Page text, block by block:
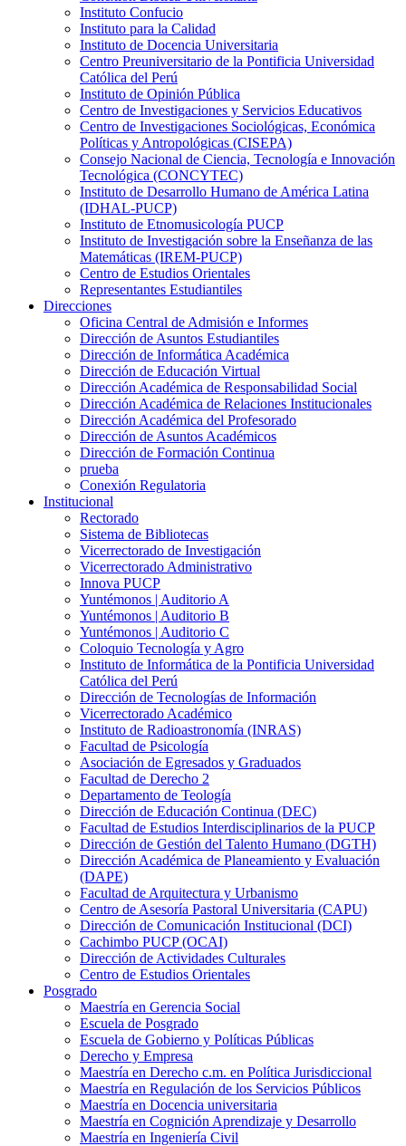
Instituto Confucio
Instituto para la Calidad
Instituto de Docencia Universitaria
Centro Preuniversitario de la Pontificia Universidad
Católica del Perú
Instituto de Opinión Pública
Centro de Investigaciones y Servicios Educativos
Centro de Investigaciones Sociológicas, Económica
Políticas y Antropológicas (CISEPA)
Consejo Nacional de Ciencia, Tecnología e Innovación
Tecnológica (CONCYTEC)
Instituto de Desarrollo Humano de América Latina
(IDHAL-PUCP)
Instituto de Etnomusicología PUCP
Instituto de Investigación sobre la Enseñanza de las
Matemáticas (IREM-PUCP)
Centro de Estudios Orientales
Representantes Estudiantiles
Direcciones
Oficina Central de Admisión e Informes
Dirección de Asuntos Estudiantiles
Dirección de Informática Académica
Dirección de Educación Virtual
Dirección Académica de Responsabilidad Social
Dirección Académica de Relaciones Institucionales
Dirección Académica del Profesorado
Dirección de Asuntos Académicos
Dirección de Formación Continua
prueba
Conexión Regulatoria
Institucional
Rectorado
Sistema de Bibliotecas
Vicerrectorado de Investigación
Vicerrectorado Administrativo
Innova PUCP
Yuntémonos | Auditorio A
Yuntémonos | Auditorio B
Yuntémonos | Auditorio C
Coloquio Tecnología y Agro
Instituto de Informática de la Pontificia Universidad
Católica del Perú
Dirección de Tecnologías de Información
Vicerrectorado Académico
Instituto de Radioastronomía (INRAS)
Facultad de Psicología
Asociación de Egresados y Graduados
Facultad de Derecho 2
Departamento de Teología
Dirección de Educación Continua (DEC)
Facultad de Estudios Interdisciplinarios de la PUCP
Dirección de Gestión del Talento Humano (DGTH)
Dirección Académica de Planeamiento y Evaluación
(DAPE)
Facultad de Arquitectura y Urbanismo
Centro de Asesoría Pastoral Universitaria (CAPU)
Dirección de Comunicación Institucional (DCI)
Cachimbo PUCP (OCAI)
Dirección de Actividades Culturales
Centro de Estudios Orientales
Posgrado
Maestría en Gerencia Social
Escuela de Posgrado
Escuela de Gobierno y Políticas Públicas
Derecho y Empresa
Maestría en Derecho c.m. en Política Jurisdiccional
Maestría en Regulación de los Servicios Públicos
Maestría en Docencia universitaria
Maestría en Cognición Aprendizaje y Desarrollo
Maestría en Ingeniería Civil